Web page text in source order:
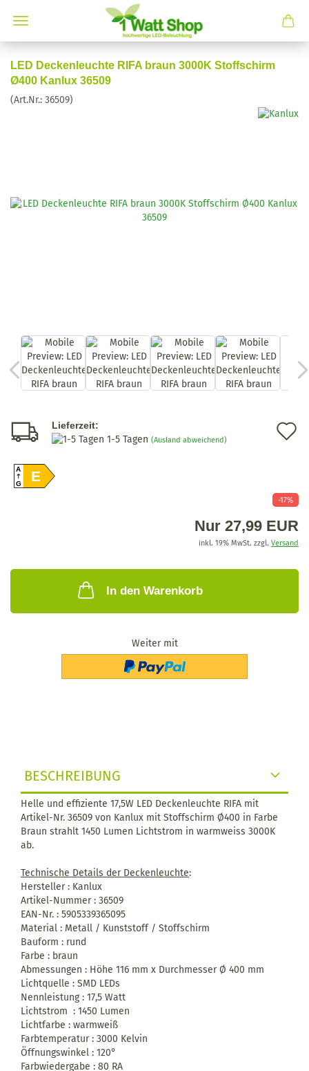
LED Deckenleuchte RIFA braun 3000K Stoffschirm
Ø400 Kanlux 36509
(Art.Nr.: 36509)
Lieferzeit:
1-5 Tagen (Ausland abweichend)
A
GE
-17%
Nur 27,99 EUR
inkl. 19% MwSt. zzgl. Versand
In den Warenkorb
Weiter mit
BESCHREIBUNG
Helle und effiziente 17,5W LED Deckenleuchte RIFA mit
Artikel-Nr. 36509 von Kanlux mit Stoffschirm Ø400 in Farbe
Braun strahlt 1450 Lumen Lichtstrom in warmweiss 3000K
ab.
Technische Details der Deckenleuchte:
Hersteller : Kanlux
Artikel-Nummer : 36509
EAN-Nr. : 5905339365095
Material : Metall / Kunststoff / Stoffschirm
Bauform : rund
Farbe : braun
Abmessungen : Höhe 116 mm x Durchmesser Ø 400 mm
Lichtquelle : SMD LEDs
Nennleistung : 17,5 Watt
Lichtstrom : 1450 Lumen
Lichtfarbe : warmweiß
Farbtemperatur : 3000 Kelvin
Öffnungswinkel : 120°
Farbwiedergabe : 80 RA